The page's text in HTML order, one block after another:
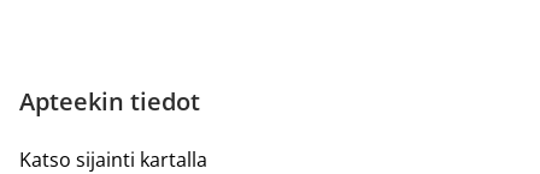
Apteekin tiedot
Katso sijainti kartalla